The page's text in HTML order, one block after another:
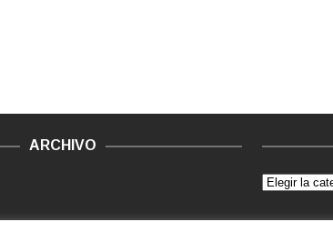
ARCHIVO